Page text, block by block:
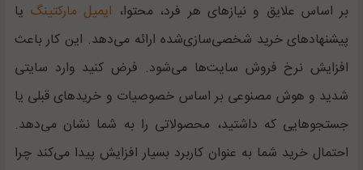
بر اساس علایق و نیاز‌های هر فرد، محتوا، ‌ ایمیل مارکتینگ یا
پیشنهاد‌های خرید شخصی‌سازی‌شده ارائه می‌دهد. این کار باعث
افزایش نرخ فروش سایت‌ها می‌شود. فرض کنید وارد سایتی
شدید و هوش مصنوعی بر اساس خصوصیات و خرید‌های قبلی یا
جستجو‌هایی که داشتید، محصولاتی را به شما نشان می‌دهد.
احتمال خرید شما به عنوان کاربرد بسیار افزایش پیدا می‌کند چرا